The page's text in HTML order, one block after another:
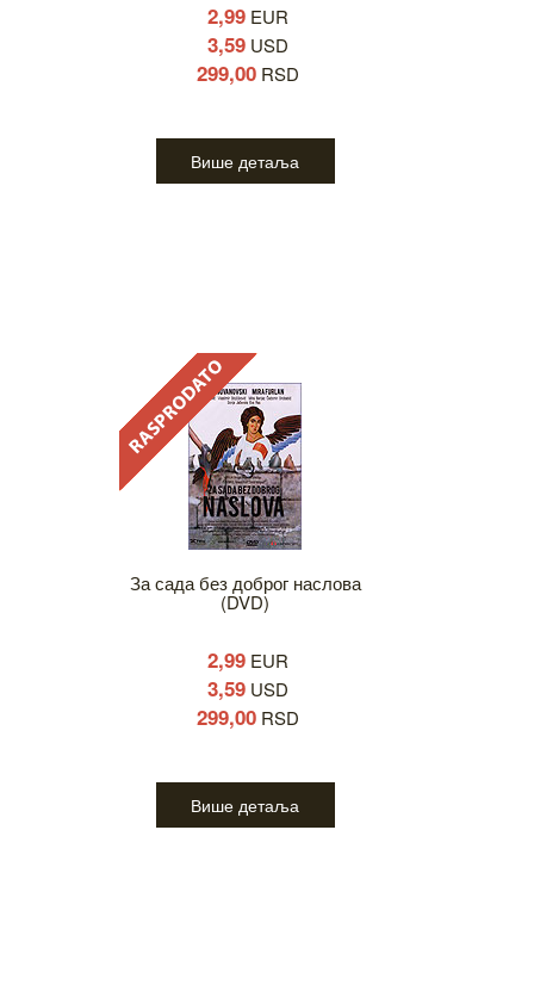
2,99 EUR
3,59 USD
299,00 RSD
Више детаља
За сада без доброг наслова
(DVD)
2,99 EUR
3,59 USD
299,00 RSD
Више детаља